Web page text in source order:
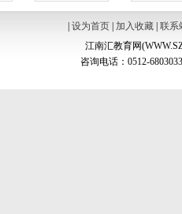
设为首页| 加入收藏| 联系
江南汇教育网
咨询电话：0512-